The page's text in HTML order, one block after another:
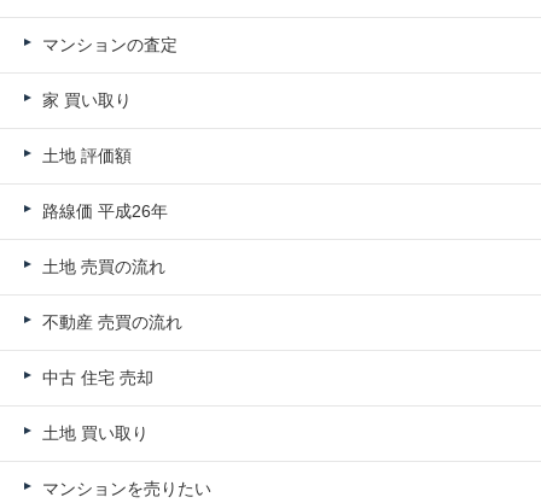
マンションの査定
家 買い取り
土地 評価額
路線価 平成26年
土地 売買の流れ
不動産 売買の流れ
中古 住宅 売却
土地 買い取り
マンションを売りたい